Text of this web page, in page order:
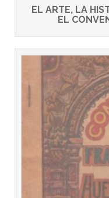
EL ARTE, LA
EL